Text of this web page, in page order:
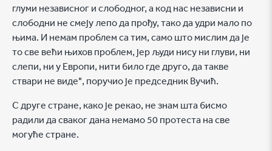
глуми независног и слободног, а код нас независни и
слободни не смеју лепо да прођу, тако да удри мало по
њима. И немам проблем са тим, само што мислим да је
то све већи њихов проблем, јер људи нису ни глуви, ни
слепи, ни у Европи, нити било где друго, да такве
ствари не виде", поручио је председник Вучић.
С друге стране, како је рекао, не знам шта бисмо
радили да сваког дана немамо 50 протеста на све
могуће стране.